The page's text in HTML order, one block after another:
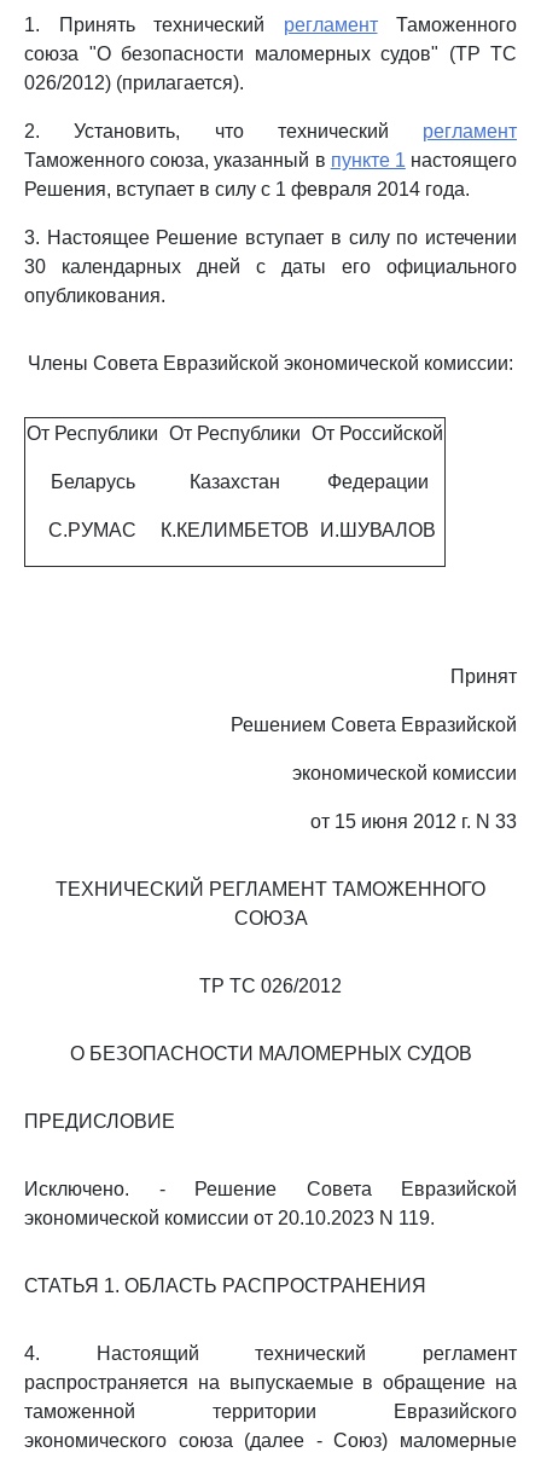
1. Принять технический регламентТаможенного
союза "О безопасности маломерных судов" (ТР ТС
026/2012) (прилагается).
2. Установить, что технический регламент
Таможенного союза, указанный в пункте 1 настоящего
Решения, вступает в силу с 1 февраля 2014 года.
3. Настоящее Решение вступает в силу по истечении
30 календарных дней с даты его официального
опубликования.
Члены Совета Евразийской экономической комиссии:
От Республики
Беларусь
С.РУМАС
От Республики
Казахстан
К.КЕЛИМБЕТОВ
От Российской
Федерации
И.ШУВАЛОВ
Принят
Решением Совета Евразийской
экономической комиссии
от 15 июня 2012 г. N 33
ТЕХНИЧЕСКИЙ РЕГЛАМЕНТ ТАМОЖЕННОГО
СОЮЗА
ТР ТС 026/2012
О БЕЗОПАСНОСТИ МАЛОМЕРНЫХ СУДОВ
ПРЕДИСЛОВИЕ
Исключено. - Решение Совета Евразийской
экономической комиссии от 20.10.2023 N 119.
СТАТЬЯ 1. ОБЛАСТЬ РАСПРОСТРАНЕНИЯ
4. Настоящий технический регламент
распространяется на выпускаемые в обращение на
таможенной территории Евразийского
экономического союза (далее - Союз) маломерные